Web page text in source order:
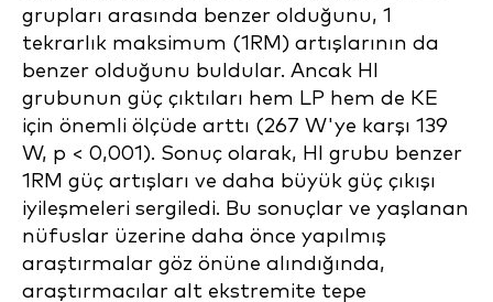
grupları arasında benzer olduğunu, 1
tekrarlık maksimum (1RM) artışlarının da
benzer olduğunu buldular. Ancak HI
grubunun güç çıktıları hem LP hem de KE
için önemli ölçüde arttı (267 W'ye karşı 139
W, p < 0,001). Sonuç olarak, HI grubu benzer
1RM güç artışları ve daha büyük güç çıkışı
iyileşmeleri sergiledi. Bu sonuçlar ve yaşlanan
nüfuslar üzerine daha önce yapılmış
araştırmalar göz önüne alındığında,
araştırmacılar alt ekstremite tepe